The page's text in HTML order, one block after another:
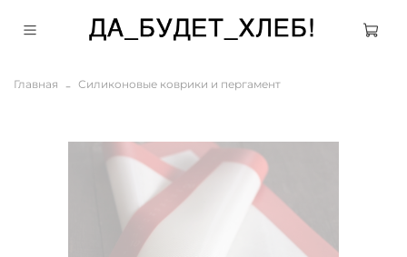
Главная Силиконовые коврики и пергамент